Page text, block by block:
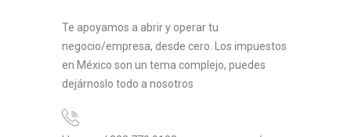
Te apoyamos a abrir y operar tu
negocio/empresa, desde cero. Los impuestos
en México son un tema complejo, puedes
dejárnoslo todo a nosotros